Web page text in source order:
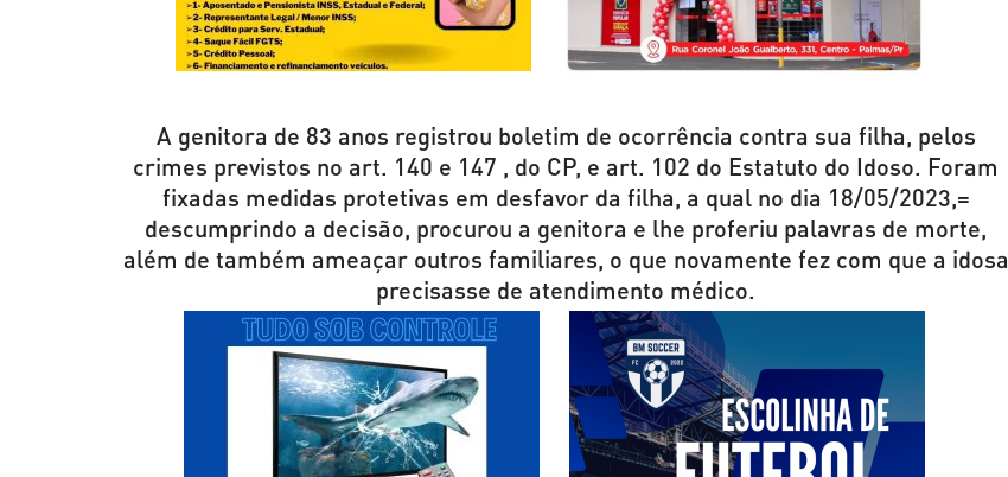
A genitora de 83 anos registrou boletim de ocorrência contra sua filha, pelos
crimes previstos no art. 140 e 147 , do CP, e art. 102 do Estatuto do Idoso. Foram
fixadas medidas protetivas em desfavor da filha, a qual no dia 18/05/2023,=
descumprindo a decisão, procurou a genitora e lhe proferiu palavras de morte,
além de também ameaçar outros familiares, o que novamente fez com que a idosa
precisasse de atendimento médico.